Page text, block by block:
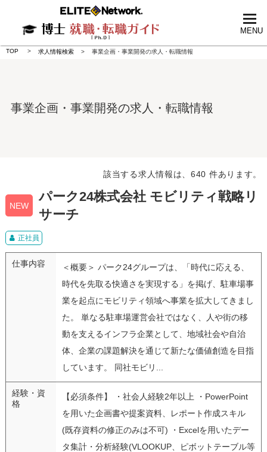
MENU
TOP 求人情報検索 事業企画・事業開発の求人・転職情報
事業企画・事業開発の求人・転職情報
該当する求人情報は、640 件あります。
NEW
パーク24株式会社 モビリティ戦略リ
サーチ
正社員
仕事内容
＜概要＞ パーク24グループは、「時代に応える、
時代を先取る快適さを実現する」を掲げ、駐車場事
業を起点にモビリティ領域へ事業を拡大してきまし
た。 単なる駐車場運営会社ではなく、人や街の移
動を支えるインフラ企業として、地域社会や自治
体、企業の課題解決を通じて新たな価値創造を目指
しています。 同社モビリ...
経験・資
格
【必須条件】 ・社会人経験2年以上 ・PowerPoint
を用いた企画書や提案資料、レポート作成スキル
(既存資料の修正のみは不可) ・Excelを用いたデー
タ集計・分析経験(VLOOKUP、ピボットテーブル等